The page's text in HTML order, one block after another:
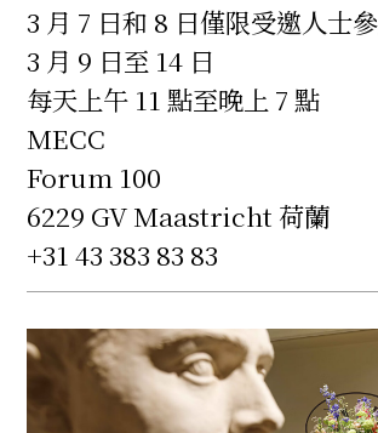
3 月 7 日和 8 日僅限受邀人士
3 月 9 日至 14 日
每天上午 11 點至晚上 7 點
MECC
Forum 100
6229 GV Maastricht 荷蘭
+31 43 383 83 83